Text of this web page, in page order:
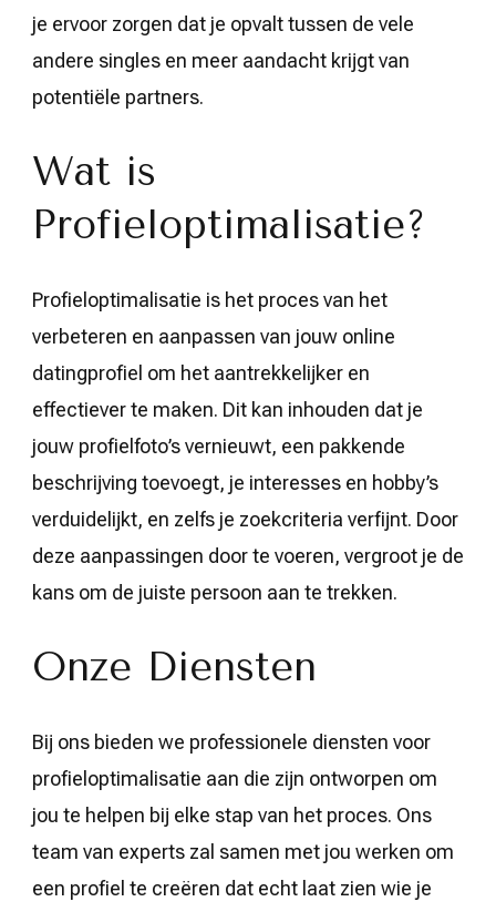
je ervoor zorgen dat je opvalt tussen de vele
andere singles en meer aandacht krijgt van
potentiële partners.
Wat is
Profieloptimalisatie?
Profieloptimalisatie is het proces van het
verbeteren en aanpassen van jouw online
datingprofiel om het aantrekkelijker en
effectiever te maken. Dit kan inhouden dat je
jouw profielfoto’s vernieuwt, een pakkende
beschrijving toevoegt, je interesses en hobby’s
verduidelijkt, en zelfs je zoekcriteria verfijnt. Door
deze aanpassingen door te voeren, vergroot je de
kans om de juiste persoon aan te trekken.
Onze Diensten
Bij ons bieden we professionele diensten voor
profieloptimalisatie aan die zijn ontworpen om
jou te helpen bij elke stap van het proces. Ons
team van experts zal samen met jou werken om
een profiel te creëren dat echt laat zien wie je